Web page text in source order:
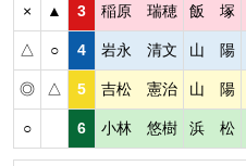
× ▲ 3 稲原 瑞穂 飯 塚
△ ○ 4 岩永 清文 山 陽
◎ △ 5 吉松 憲治 山 陽
○ 6 小林 悠樹 浜 松